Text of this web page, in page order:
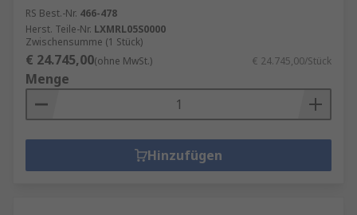
RS Best.-Nr. 466-478
Herst. Teile-Nr. LXMRL05S0000
Zwischensumme (1 Stück)
€ 24.745,00(ohne MwSt.) € 24.745,00/Stück
Menge
Hinzufügen